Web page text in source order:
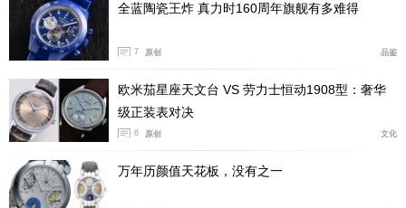
全蓝陶瓷王炸 真力时160周年旗舰有多难得
7 原创 品鉴
欧米茄星座天文台 VS 劳力士恒动1908型：奢华
级正装表对决
6 原创 文化
万年历颜值天花板，没有之一